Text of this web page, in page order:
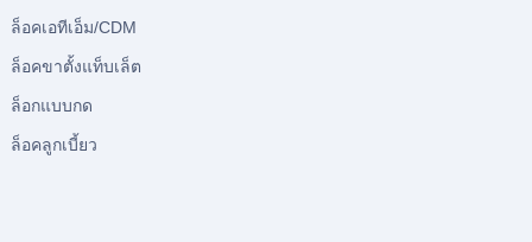
ล็อคเอทีเอ็ม/CDM
ล็อคขาตั้งแท็บเล็ต
ล็อกแบบกด
ล็อคลูกเบี้ยว